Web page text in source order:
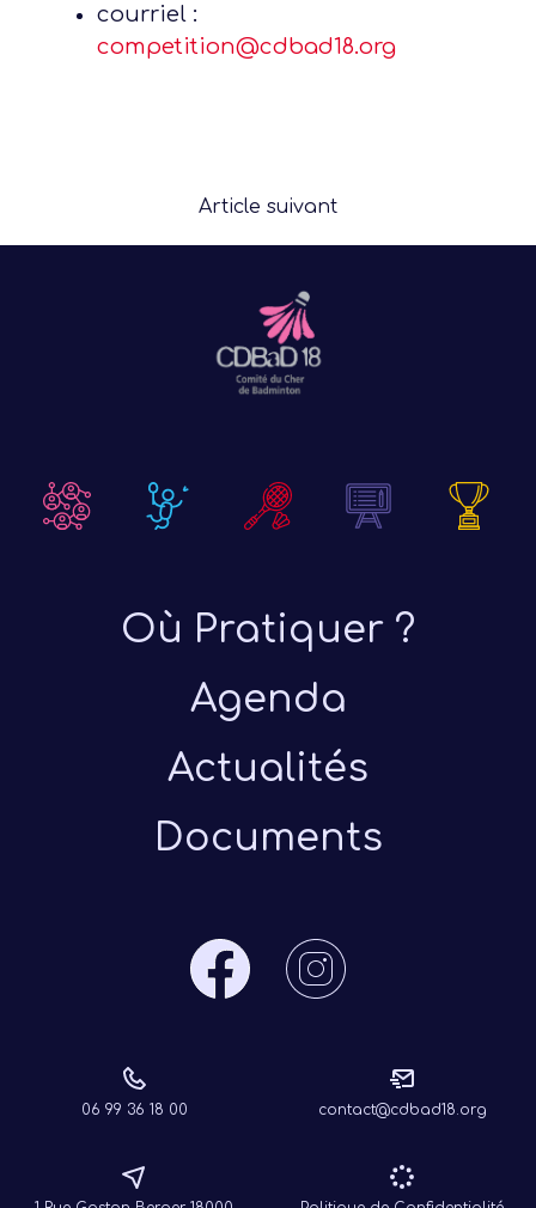
courriel :
competition@cdbad18.org
Article suivant
Où Pratiquer ?
Agenda
Actualités
Documents
06 99 36 18 00 contact@cdbad18.org